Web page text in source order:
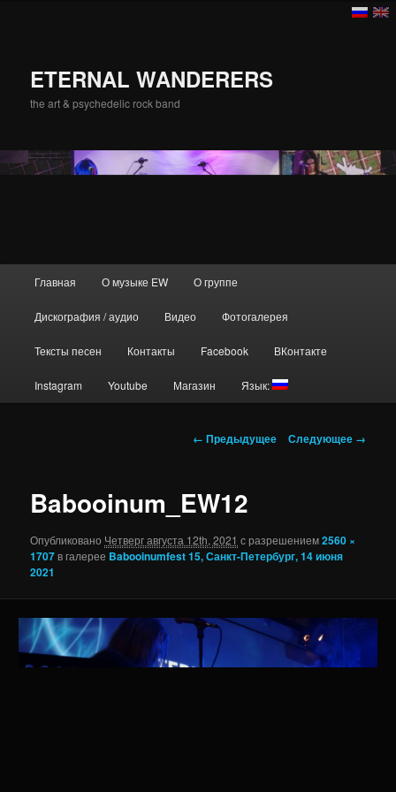
ETERNAL WANDERERS
the art & psychedelic rock band
Перейти к основному содержимому
Главная О музыке EW О группе
Дискография / аудио Видео Фотогалерея
Тексты песен Контакты Facebook ВКонтакте
Instagram Youtube Магазин Язык:
Навигация по изображениям
← Предыдущее Следующее →
Babooinum_EW12
Опубликовано Четверг августа 12th, 2021 с разрешением2560 ×
1707 в галерее Babooinumfest 15, Санкт-Петербург, 14 июня
2021